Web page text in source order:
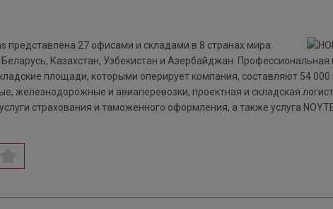
представлена 27 офисами и складами в 8 странах мира:
Казахстан, Узбекистан и Азербайджан. Профессиональная
площади, которыми оперирует компания, составляют 54 000
железнодорожные и авиаперевозки, проектная и складская
страхования и таможенного оформления, а также услуга